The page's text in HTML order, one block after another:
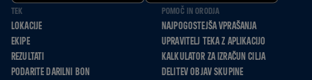
TEK
LOKACIJE
EKIPE
REZULTATI
PODARITE DARILNI BON
POMOČ IN ORODJA
NAJPOGOSTEJŠA VPRAŠANJA
UPRAVITELJ TEKA Z APLIKACIJO
KALKULATOR ZA IZRAČUN CILJA
DELITEV OBJAV SKUPINE